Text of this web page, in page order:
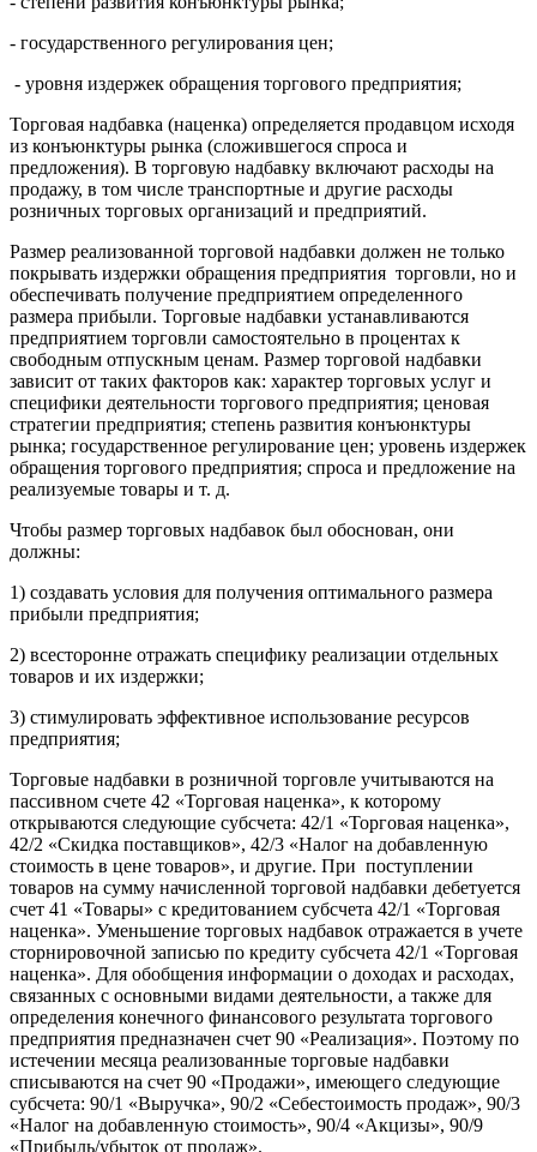
- государственного регулирования цен;
- уровня издержек обращения торгового предприятия;
Торговая надбавка (наценка) определяется продавцом исходя
из конъюнктуры рынка (сложившегося спроса и
предложения). В торговую надбавку включают расходы на
продажу, в том числе транспортные и другие расходы
розничных торговых организаций и предприятий.
Размер реализованной торговой надбавки должен не только
покрывать издержки обращения предприятия торговли, но и
обеспечивать получение предприятием определенного
размера прибыли. Торговые надбавки устанавливаются
предприятием торговли самостоятельно в процентах к
свободным отпускным ценам. Размер торговой надбавки
зависит от таких факторов как: характер торговых услуг и
специфики деятельности торгового предприятия; ценовая
стратегии предприятия; степень развития конъюнктуры
рынка; государственное регулирование цен; уровень издержек
обращения торгового предприятия; спроса и предложение на
реализуемые товары и т. д.
Чтобы размер торговых надбавок был обоснован, они
должны:
1) создавать условия для получения оптимального размера
прибыли предприятия;
2) всесторонне отражать специфику реализации отдельных
товаров и их издержки;
3) стимулировать эффективное использование ресурсов
предприятия;
Торговые надбавки в розничной торговле учитываются на
пассивном счете 42 «Торговая наценка», к которому
открываются следующие субсчета: 42/1 «Торговая наценка»,
42/2 «Скидка поставщиков», 42/3 «Налог на добавленную
стоимость в цене товаров», и другие. При поступлении
товаров на сумму начисленной торговой надбавки дебетуется
счет 41 «Товары» с кредитованием субсчета 42/1 «Торговая
наценка». Уменьшение торговых надбавок отражается в учете
сторнировочной записью по кредиту субсчета 42/1 «Торговая
наценка». Для обобщения информации о доходах и расходах,
связанных с основными видами деятельности, а также для
определения конечного финансового результата торгового
предприятия предназначен счет 90 «Реализация». Поэтому по
истечении месяца реализованные торговые надбавки
списываются на счет 90 «Продажи», имеющего следующие
субсчета: 90/1 «Выручка», 90/2 «Себестоимость продаж», 90/3
«Налог на добавленную стоимость», 90/4 «Акцизы», 90/9
«Прибыль/убыток от продаж».